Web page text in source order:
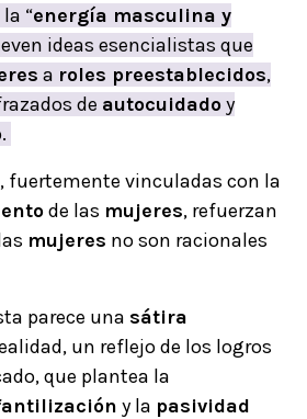
“energía masculina y
ideas esencialistas que
a roles preestablecidos,
de autocuidadoy
.
, fuertemente vinculadas con la
de las mujeres, refuerzan
mujeres no son racionales
parece una sátira
un reflejo de los logros
que plantea la
y la pasividad